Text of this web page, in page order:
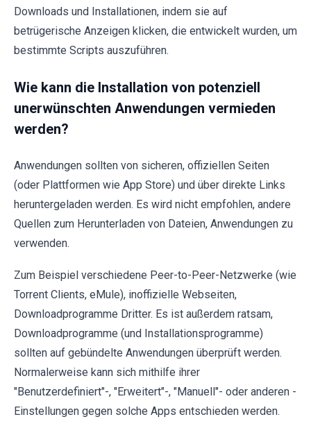
Downloads und Installationen, indem sie auf
betrügerische Anzeigen klicken, die entwickelt wurden, um
bestimmte Scripts auszuführen.
Wie kann die Installation von potenziell
unerwünschten Anwendungen vermieden
werden?
Anwendungen sollten von sicheren, offiziellen Seiten
(oder Plattformen wie App Store) und über direkte Links
heruntergeladen werden. Es wird nicht empfohlen, andere
Quellen zum Herunterladen von Dateien, Anwendungen zu
verwenden.
Zum Beispiel verschiedene Peer-to-Peer-Netzwerke (wie
Torrent Clients, eMule), inoffizielle Webseiten,
Downloadprogramme Dritter. Es ist außerdem ratsam,
Downloadprogramme (und Installationsprogramme)
sollten auf gebündelte Anwendungen überprüft werden.
Normalerweise kann sich mithilfe ihrer
"Benutzerdefiniert"-, "Erweitert"-, "Manuell"- oder anderen -
Einstellungen gegen solche Apps entschieden werden.